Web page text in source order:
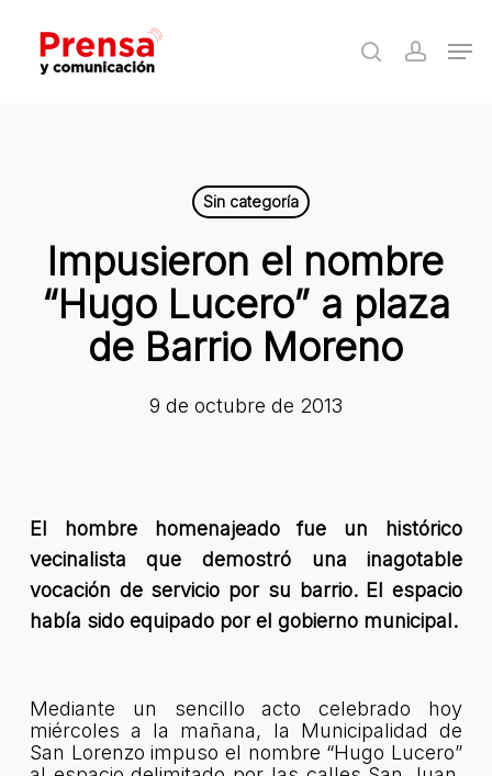
main
search
Sin categoría
Impusieron el nombre
“Hugo Lucero” a plaza
de Barrio Moreno
9 de octubre de 2013
El hombre homenajeado fue un histórico
vecinalista que demostró una inagotable
vocación de servicio por su barrio. El espacio
había sido equipado por el gobierno municipal.
Mediante un sencillo acto celebrado hoy
miércoles a la mañana, la Municipalidad de
San Lorenzo impuso el nombre “Hugo Lucero”